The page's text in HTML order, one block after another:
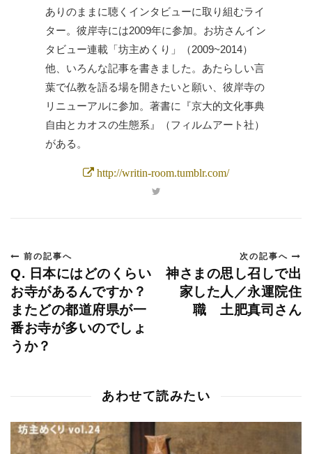
ありのままに聴くインタビューに取り組むライ
ター。彼岸寺には2009年に参加。お坊さんイン
タビュー連載「坊主めくり」（2009~2014）
他、いろんな記事を書きました。あたらしい言
葉で仏教を語る場を開きたいと願い、彼岸寺の
リニューアルに参加。著書に『京大的文化事典
自由とカオスの生態系』（フィルムアート社）
がある。
http://writin-room.tumblr.com/
前の記事へ
Q. 日本にはどのくらい
お寺があるんですか？
またどの都道府県が一
番お寺が多いのでしょ
うか？
次の記事へ
神さまの思し召しで出
家した人／永運院住
職 土肥真司さん
あわせて読みたい